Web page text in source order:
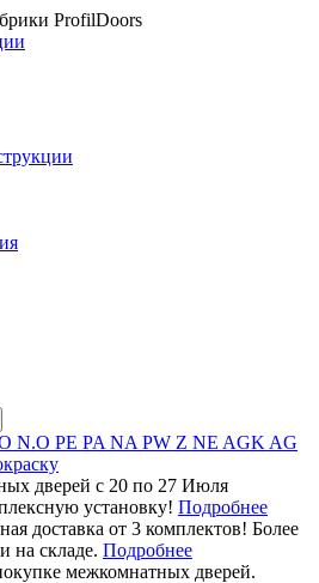
ProfilDoors
N.O PE PA NA PW Z NE AGK AG
дверей c 20 по 27 Июля
установку! Подробнее
доставка от 3 комплектов! Более
на складе. Подробнее
межкомнатных дверей.